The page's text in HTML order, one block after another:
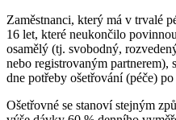
Zaměstnanci, který má v trvalé
16 let, které neukončilo
osamělý (tj. svobodný,
nebo registrovaným partnerem),
dne potřeby ošetřování (péče)
Ošetřovné se stanoví stejným